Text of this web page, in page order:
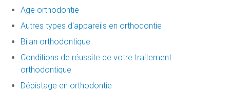
Age orthodontie
Autres types d'appareils en orthodontie
Bilan orthodontique
Conditions de réussite de votre traitement
orthodontique
Dépistage en orthodontie